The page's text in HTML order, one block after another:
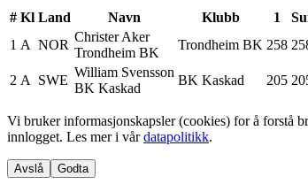
# Kl Land Navn Klubb 1
1 A NOR
Christer Aker
Trondheim BK
Trondheim BK 258
2 A SWE
William Svensson
BK Kaskad
BK Kaskad 205
Vi bruker informasjonskapsler (cookies) for å forstå
innlogget. Les mer i vår datapolitikk.
Avslå Godta